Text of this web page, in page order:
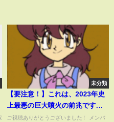
未分類
【要注意！】これは、2023年史
上最悪の巨大噴火の前兆です！
今すぐ備える必要があります！
ご視聴ありがとうございました！ メンバ